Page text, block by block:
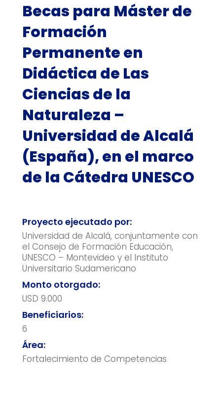
Becas para Máster de
Formación
Permanente en
Didáctica de Las
Ciencias de la
Naturaleza –
Universidad de Alcalá
(España), en el marco
de la Cátedra UNESCO
Proyecto ejecutado por:
Universidad de Alcalá, conjuntamente con
el Consejo de Formación Educación,
UNESCO – Montevideo y el Instituto
Universitario Sudamericano
Monto otorgado:
USD 9.000
Beneficiarios:
6
Área:
Fortalecimiento de Competencias